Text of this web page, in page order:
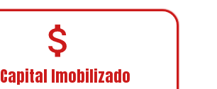
Capital Imobilizado